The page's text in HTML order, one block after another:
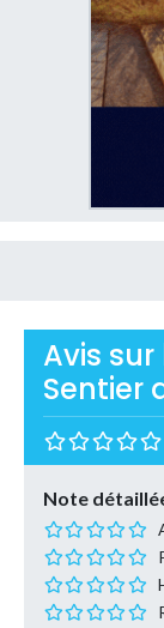
Avis
Sentier
Note